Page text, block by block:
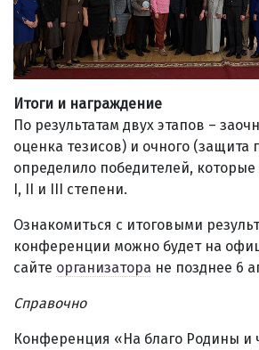
Итоги и награждение
По результатам двух этапов –
оценка тезисов) и очного
определило победителей,
I, II и III степени.
Ознакомиться с итоговыми
конференции можно будет на
сайте организатора не позднее 6
Справочно
Конференция «На благо Родины и